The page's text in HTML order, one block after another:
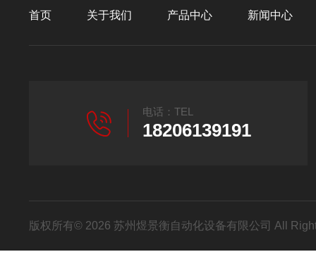
首页 关于我们 产品中心 新闻中心
电话：TEL
18206139191
版权所有© 2026 苏州煜景衡自动化设备有限公司 All